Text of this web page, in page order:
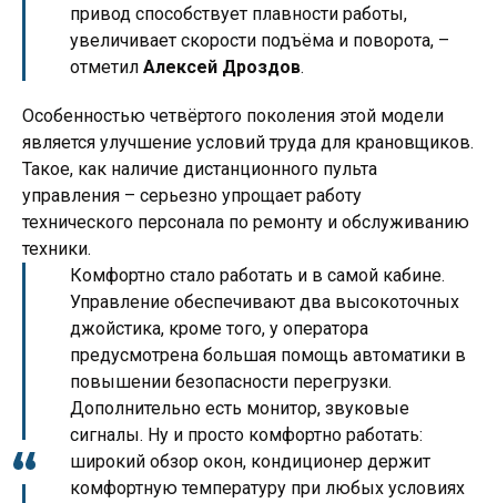
привод способствует плавности работы,
увеличивает скорости подъёма и поворота, –
отметил Алексей Дроздов.
Особенностью четвёртого поколения этой модели
является улучшение условий труда для крановщиков.
Такое, как наличие дистанционного пульта
управления – серьезно упрощает работу
технического персонала по ремонту и обслуживанию
техники.
Комфортно стало работать и в самой кабине.
Управление обеспечивают два высокоточных
джойстика, кроме того, у оператора
предусмотрена большая помощь автоматики в
повышении безопасности перегрузки.
Дополнительно есть монитор, звуковые
сигналы. Ну и просто комфортно работать:
широкий обзор окон, кондиционер держит
комфортную температуру при любых условиях